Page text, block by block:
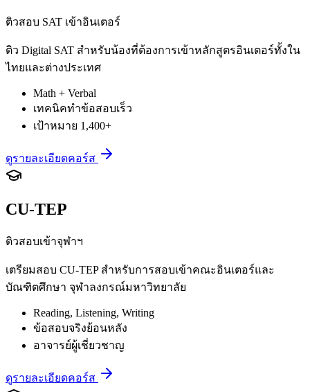
ติวสอบ SAT เข้าอินเตอร์
ติว Digital SAT สำหรับน้องที่ต้องการเข้าหลักสูตรอินเตอร์ทั้งใน
ไทยและต่างประเทศ
Math + Verbal
เทคนิคทำข้อสอบเร็ว
เป้าหมาย 1,400+
ดูรายละเอียดคอร์ส
CU-TEP
ติวสอบเข้าจุฬาฯ
เตรียมสอบ CU-TEP สำหรับการสอบเข้าคณะอินเตอร์และ
บัณฑิตศึกษา จุฬาลงกรณ์มหาวิทยาลัย
Reading, Listening, Writing
ข้อสอบจริงย้อนหลัง
อาจารย์ผู้เชี่ยวชาญ
ดูรายละเอียดคอร์ส